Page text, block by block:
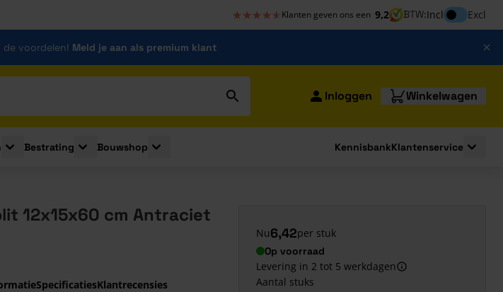
★★★★★
★★★★★ Klanten geven ons een 9,2 BTW:InclInclusief btw
Excl
de voordelen! Meld je aan als premium klant
Inloggen Winkelwagen
for Gevelbekleding
Toggle submenu for Deuren
Bestrating
Toggle submenu for Bestrating
Bouwshop
Toggle submenu for Bouwshop
KennisbankKlantenservice
12x15x60 cm Antraciet
SpecificatiesKlantrecensies
Nu6,42per stuk
Op voorraad
Levering in 2 tot 5 werkdagen
Aantal stuks